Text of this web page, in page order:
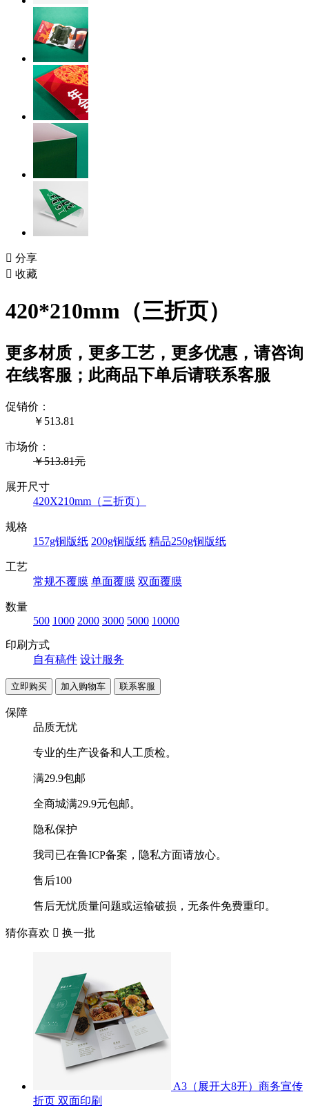
 分享
 收藏
420*210mm（三折页）
更多材质，更多工艺，更多优惠，请咨询
在线客服；此商品下单后请联系客服
促销价：
￥ 513.81
市场价：
￥513.81元
展开尺寸
420X210mm（三折页）
规格
157g铜版纸 200g铜版纸 精品250g铜版纸
工艺
常规不覆膜 单面覆膜 双面覆膜
数量
500 1000 2000 3000 5000 10000
印刷方式
自有稿件 设计服务
联系客服
保障
品质无忧
专业的生产设备和人工质检。
满29.9包邮
全商城满29.9元包邮。
隐私保护
我司已在鲁ICP备案，隐私方面请放心。
售后100
售后无忧质量问题或运输破损，无条件免费重印。
猜你喜欢  换一批
A3（展开大8开）商务宣传
折页 双面印刷